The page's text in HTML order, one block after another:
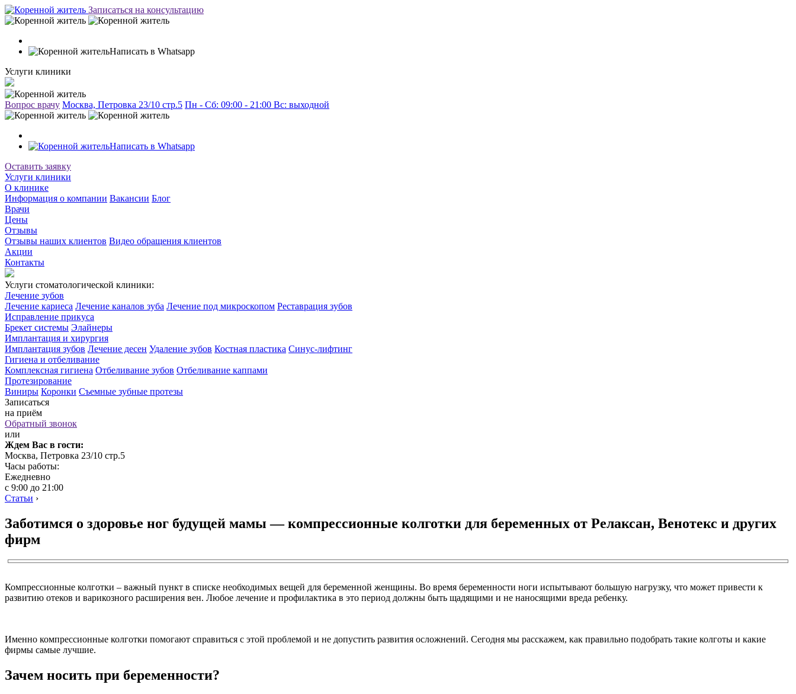
Записаться на консультацию
Написать в Whatsapp
Услуги клиники
Вопрос врачу Москва, Петровка 23/10 стр.5 Пн - Сб: 09:00 - 21:00 Вc: выходной
Написать в Whatsapp
Оставить заявку
Услуги клиники
О клинике
Информация о компании Вакансии Блог
Врачи
Цены
Отзывы
Отзывы наших клиентов Видео обращения клиентов
Акции
Контакты
Услуги стоматологической клиники:
Лечение зубов
Лечение кариеса Лечение каналов зуба Лечение под микроскопом Реставрация зубов
Исправление прикуса
Брекет системы Элайнеры
Имплантация и хирургия
Имплантация зубов Лечение десен Удаление зубов Костная пластика Синус-лифтинг
Гигиена и отбеливание
Комплексная гигиена Отбеливание зубов Отбеливание каппами
Протезирование
Виниры Коронки Съемные зубные протезы
Записаться
на приём
Обратный звонок
или
Ждем Вас в гости:
Москва, Петровка 23/10 стр.5
Часы работы:
Ежедневно
с 9:00 до 21:00
Статьи ›
Заботимся о здоровье ног будущей мамы — компрессионные колготки для беременных от Релаксан, Венотекс и других
фирм
Компрессионные колготки – важный пункт в списке необходимых вещей для беременной женщины. Во время беременности ноги испытывают большую нагрузку, что может привести к
развитию отеков и варикозного расширения вен. Любое лечение и профилактика в это период должны быть щадящими и не наносящими вреда ребенку.
Именно компрессионные колготки помогают справиться с этой проблемой и не допустить развития осложнений. Сегодня мы расскажем, как правильно подобрать такие колготы и какие
фирмы самые лучшие.
Зачем носить при беременности?